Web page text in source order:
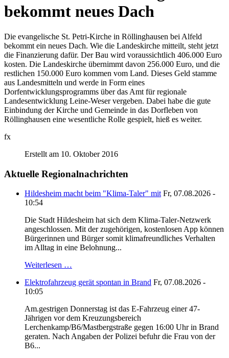
bekommt neues Dach
Die evangelische St. Petri-Kirche in Röllinghausen bei Alfeld
bekommt ein neues Dach. Wie die Landeskirche mitteilt, steht jetzt
die Finanzierung dafür. Der Bau wird voraussichtlich 406.000 Euro
kosten. Die Landeskirche übernimmt davon 256.000 Euro, und die
restlichen 150.000 Euro kommen vom Land. Dieses Geld stamme
aus Landesmitteln und werde in Form eines
Dorfentwicklungsprogramms über das Amt für regionale
Landesentwicklung Leine-Weser vergeben. Dabei habe die gute
Einbindung der Kirche und Gemeinde in das Dorfleben von
Röllinghausen eine wesentliche Rolle gespielt, hieß es weiter.
fx
Erstellt am 10. Oktober 2016
Aktuelle Regionalnachrichten
Hildesheim macht beim "Klima-Taler" mit Fr, 07.08.2026 -
10:54
Die Stadt Hildesheim hat sich dem Klima-Taler-Netzwerk
angeschlossen. Mit der zugehörigen, kostenlosen App können
Bürgerinnen und Bürger somit klimafreundliches Verhalten
im Alltag in eine Belohnung...
Weiterlesen …
Elektrofahrzeug gerät spontan in Brand Fr, 07.08.2026 -
10:05
Am.gestrigen Donnerstag ist das E-Fahrzeug einer 47-
Jährigen vor dem Kreuzungsbereich
Lerchenkamp/B6/Mastbergstraße gegen 16:00 Uhr in Brand
geraten. Nach Angaben der Polizei befuhr die Frau von der
B6...